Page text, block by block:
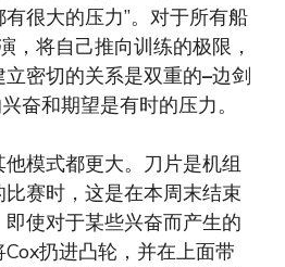
很大的压力”。对于所有船
，将自己推向训练的极限，
密切的关系是双重的–边剑
奋和期望是有时的压力。
模式都更大。刀片是机组
赛时，这是在本周末结束
使对于某些兴奋而产生的
扔进凸轮，并在上面带